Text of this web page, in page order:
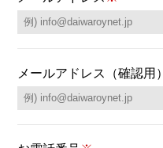
メールアドレス（確認用）